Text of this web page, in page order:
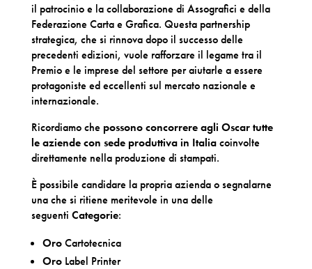
il patrocinio e la collaborazione di Assografici e della
Federazione Carta e Grafica. Questa partnership
strategica, che si rinnova dopo il successo delle
precedenti edizioni, vuole rafforzare il legame tra il
Premio e le imprese del settore per aiutarle a essere
protagoniste ed eccellenti sul mercato nazionale e
internazionale.
Ricordiamo che possono concorrere agli Oscar tutte
le aziende con sede produttiva in Italiacoinvolte
direttamente nella produzione di stampati.
È possibile candidare la propria azienda o segnalarne
una che si ritiene meritevole in una delle
seguenti Categorie:
OroCartotecnica
Oro Label Printer